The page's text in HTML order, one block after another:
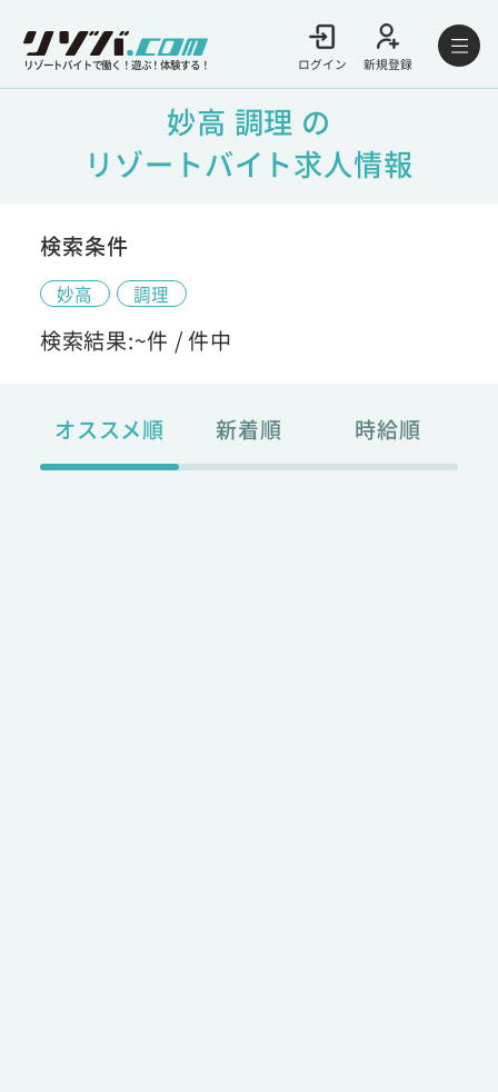
リゾートバイトで働く！遊ぶ！体験する！ ログイン 新規登録
妙高 調理 の
リゾートバイト求人情報
検索条件
妙高 調理
検索結果:~件 /件中
オススメ順 新着順 時給順